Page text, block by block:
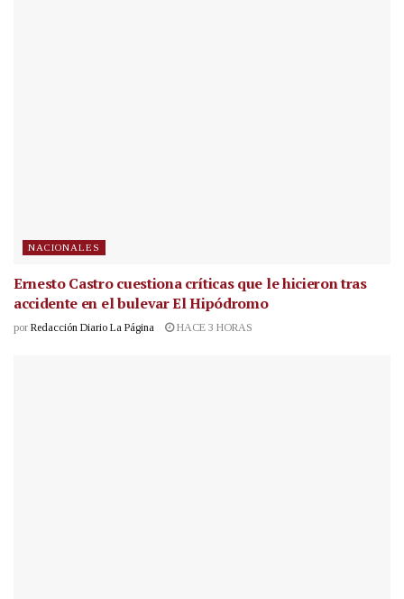
NACIONALES
Ernesto Castro cuestiona críticas que le hicieron tras
accidente en el bulevar El Hipódromo
por Redacción Diario La Página HACE 3 HORAS